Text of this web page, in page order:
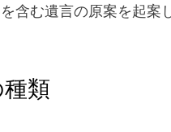
含む遺言の原案を起案
類